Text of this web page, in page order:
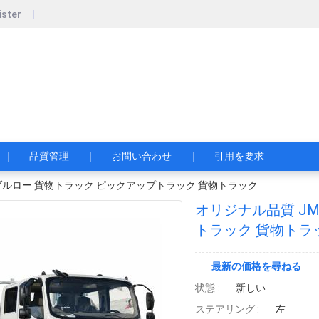
品質管理 お問い合わせ 引用を要求
ロー 貨物トラック ピックアップトラック 貨物トラック
オリジナル品質
トラック 貨物トラ
最新の価格を尋ねる
状態 :
新しい
ステアリング :
左